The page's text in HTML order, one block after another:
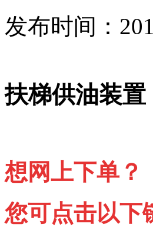
发布时间：
扶梯供油装
想网上下单？
您可点击以下